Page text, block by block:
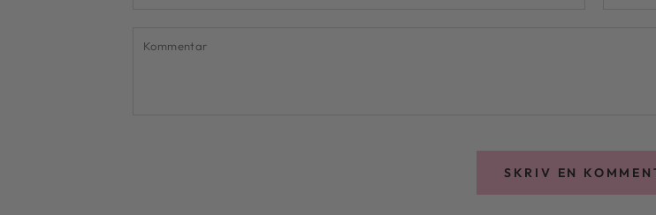
Kommentar
SKRIV EN